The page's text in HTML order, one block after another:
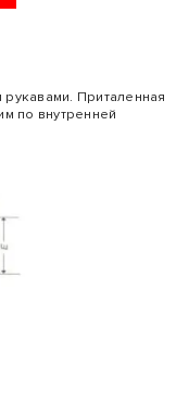
Приталенная
по внутренней